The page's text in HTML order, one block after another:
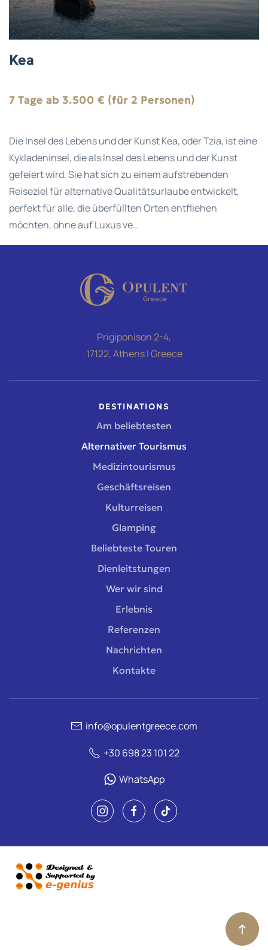
Kea
7 Tage ab 3.500 € (für 2 Personen)
Die Insel des Lebens und der Kunst Kea, oder Tzia, ist eine
Kykladeninsel, die als Insel des Lebens und der Kunst
gefeiert wird. Sie hat sich zu einem aufstrebenden
Reiseziel für alternative Qualitätsurlaube entwickelt,
perfekt für alle, die überfüllten Orten entfliehen
möchten, ohne auf Luxus ve…
Prigiponison 2-4,
17122, Athens | Greece
DESTINATIONS
Am beliebtesten
Alternativer Tourismus
Medizintourismus
Geschäftsreisen
Kulturreisen
Glamping
Beliebteste Touren
Dienleitstungen
Wer wir sind
Erlebnis
Referenzen
Nachrichten
Kontakte
info@opulentgreece.com
+30 698 23 101 22
WhatsApp